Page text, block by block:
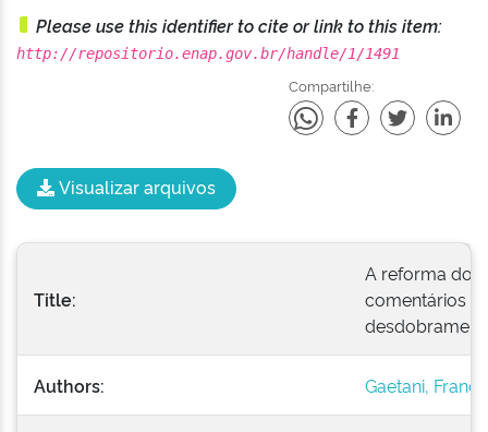
Please use this identifier to cite or link to this item:
http://repositorio.enap.gov.br/handle/1/1491
Compartilhe:
Visualizar arquivos
Title:
A reforma do
comentários
Authors: Gaetani,